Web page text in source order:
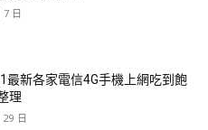
7 日
最新各家電信4G手機上網吃到飽
理
29 日